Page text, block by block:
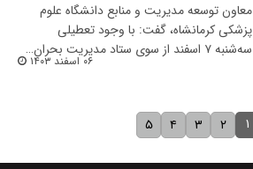
معاون توسعه مدیریت و منابع دانشگاه علوم
پزشکی کرمانشاه، گفت: با وجود تعطیلی
سه‌شنبه ۷ اسفند از سوی ستاد مدیریت بحران…
۰۶ اسفند ۱۴۰۳
۱ ۲ ۳ ۴ ۵